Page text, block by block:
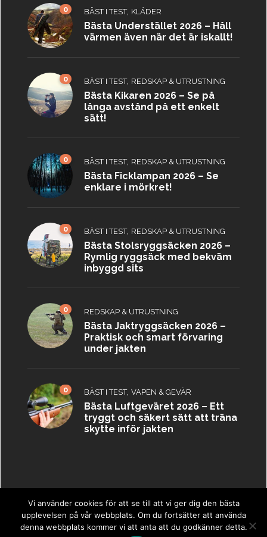
0 BÄST I TEST, KLÄDER
Bästa Understället 2026 – Håll
värmen även när det är iskallt!
0 BÄST I TEST, REDSKAP & UTRUSTNING
Bästa Kikaren 2026 – Se på
långa avstånd på ett enkelt
sätt!
0 BÄST I TEST, REDSKAP & UTRUSTNING
Bästa Ficklampan 2026 – Se
enklare i mörkret!
0 BÄST I TEST, REDSKAP & UTRUSTNING
Bästa Stolsryggsäcken 2026 –
Rymlig ryggsäck med bekväm
inbyggd sits
0 REDSKAP & UTRUSTNING
Bästa Jaktryggsäcken 2026 –
Praktisk och smart förvaring
under jakten
0 BÄST I TEST, VAPEN & GEVÄR
Bästa Luftgeväret 2026 – Ett
tryggt och säkert sätt att träna
skytte inför jakten
Copyright © 2023 ·Jaktbästa.se·Sitemap
Vi använder cookies för att se till att vi ger dig den bästa
upplevelsen på vår webbplats. Om du fortsätter att använda
denna webbplats kommer vi att anta att du godkänner detta.